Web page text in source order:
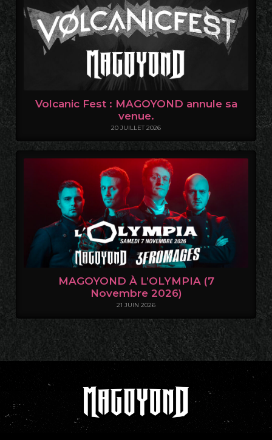
Volcanic Fest : MAGOYOND annule sa
venue.
20 JUILLET 2026
MAGOYOND À L’OLYMPIA (7
Novembre 2026)
21 JUIN 2026